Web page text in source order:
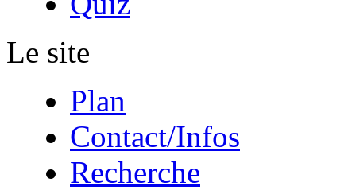
Le site
Plan
Contact/Infos
Recherche